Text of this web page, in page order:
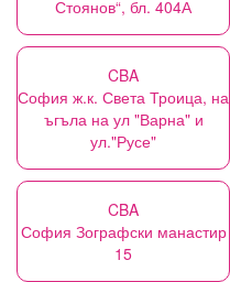
Стоянов“, бл. 404А
CBA
София ж.к. Света Троица, на
ъгъла на ул "Варна" и
ул."Русе"
CBA
София Зографски манастир
15